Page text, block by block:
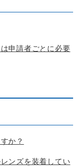
申請者ごとに必要
か？
ンズを装着してい